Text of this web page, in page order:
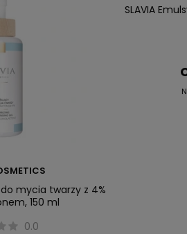
do mycia twarzy z 4%
150 ml
0.0
SLAVIA